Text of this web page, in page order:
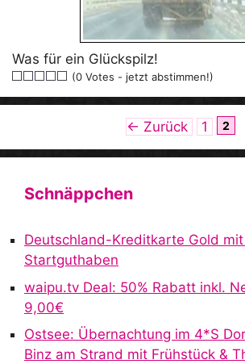
Was für ein Glückspilz!
(0 Votes - jetzt abstimmen!)
← Zurück Seite
1 Seite
2
Schnäppchen
Deutschland-Kreditkarte Gold
Startguthaben
waipu.tv Deal: 50% Rabatt inkl.
9,00€
Ostsee: Übernachtung im 4*S
Binz am Strand mit Frühstück &